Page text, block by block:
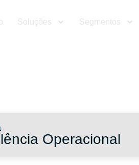
Soluções Segmentos
Operacional